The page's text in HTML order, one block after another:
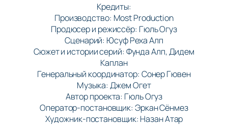
Кредиты:
Производство: Most Production
Продюсер и режиссёр: Гюль Огуз
Сценарий: Юсуф Реха Алп
Сюжет и истории серий: Фунда Алп, Дидем
Каплан
Генеральный координатор: Сонер Гювен
Музыка: Джем Огет
Автор проекта: Гюль Огуз
Оператор-постановщик: Эркан Сёнмез
Художник-постановщик: Назан Атар